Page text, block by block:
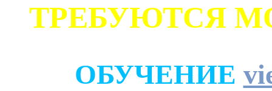
ТРЕБУЮТСЯ
ОБУЧЕНИЕ